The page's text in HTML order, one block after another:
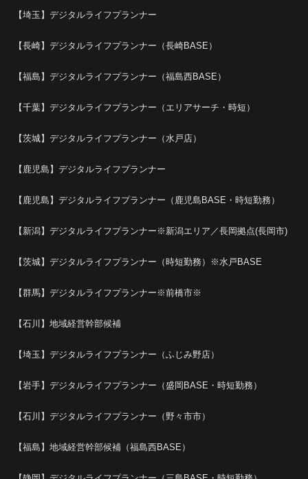
【埼玉】デジタルライフプランナー
【長崎】デジタルライフプランナー（長崎BASE）
【福島】デジタルライフプランナー（福島西BASE）
【千葉】デジタルライフプランナー（エリアサーチ・時短）
【茨城】デジタルライフプランナー（水戸店）
【鹿児島】デジタルライフプランナー
【鹿児島】デジタルライフプランナー（鹿児島BASE・時短勤務）
【新潟】デジタルライフプランナー※新潟エリア／長岡拠点(長岡市)
【茨城】デジタルライフプランナー（時短勤務）※水戸BASE
【群馬】デジタルライフプランナー※前橋市※
【石川】地域経営幹部候補
【埼玉】デジタルライフプランナー（ふじみ野店）
【岩手】デジタルライフプランナー（盛岡BASE・時短勤務）
【石川】デジタルライフプランナー（野々市市）
【福島】地域経営幹部候補（福島西BASE）